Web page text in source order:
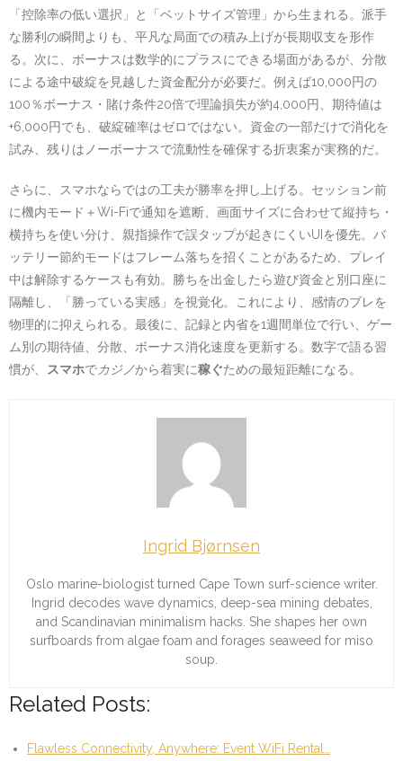
「控除率の低い選択」と「ベットサイズ管理」から生まれる。派手
な勝利の瞬間よりも、平凡な局面での積み上げが長期収支を形作
る。次に、ボーナスは数学的にプラスにできる場面があるが、分散
による途中破綻を見越した資金配分が必要だ。例えば10,000円の
100％ボーナス・賭け条件20倍で理論損失が約4,000円、期待値は
+6,000円でも、破綻確率はゼロではない。資金の一部だけで消化を
試み、残りはノーボーナスで流動性を確保する折衷案が実務的だ。
さらに、スマホならではの工夫が勝率を押し上げる。セッション前
に機内モード＋Wi-Fiで通知を遮断、画面サイズに合わせて縦持ち・
横持ちを使い分け、親指操作で誤タップが起きにくいUIを優先。バ
ッテリー節約モードはフレーム落ちを招くことがあるため、プレイ
中は解除するケースも有効。勝ちを出金したら遊び資金と別口座に
隔離し、「勝っている実感」を視覚化。これにより、感情のブレを
物理的に抑えられる。最後に、記録と内省を1週間単位で行い、ゲー
ム別の期待値、分散、ボーナス消化速度を更新する。数字で語る習
慣が、
スマホでカジノから着実に稼ぐための最短距離になる。
Ingrid Bjørnsen
Oslo marine-biologist turned Cape Town surf-science writer.
Ingrid decodes wave dynamics, deep-sea mining debates,
and Scandinavian minimalism hacks. She shapes her own
surfboards from algae foam and forages seaweed for miso
soup.
Related Posts:
Flawless Connectivity, Anywhere: Event WiFi Rental…